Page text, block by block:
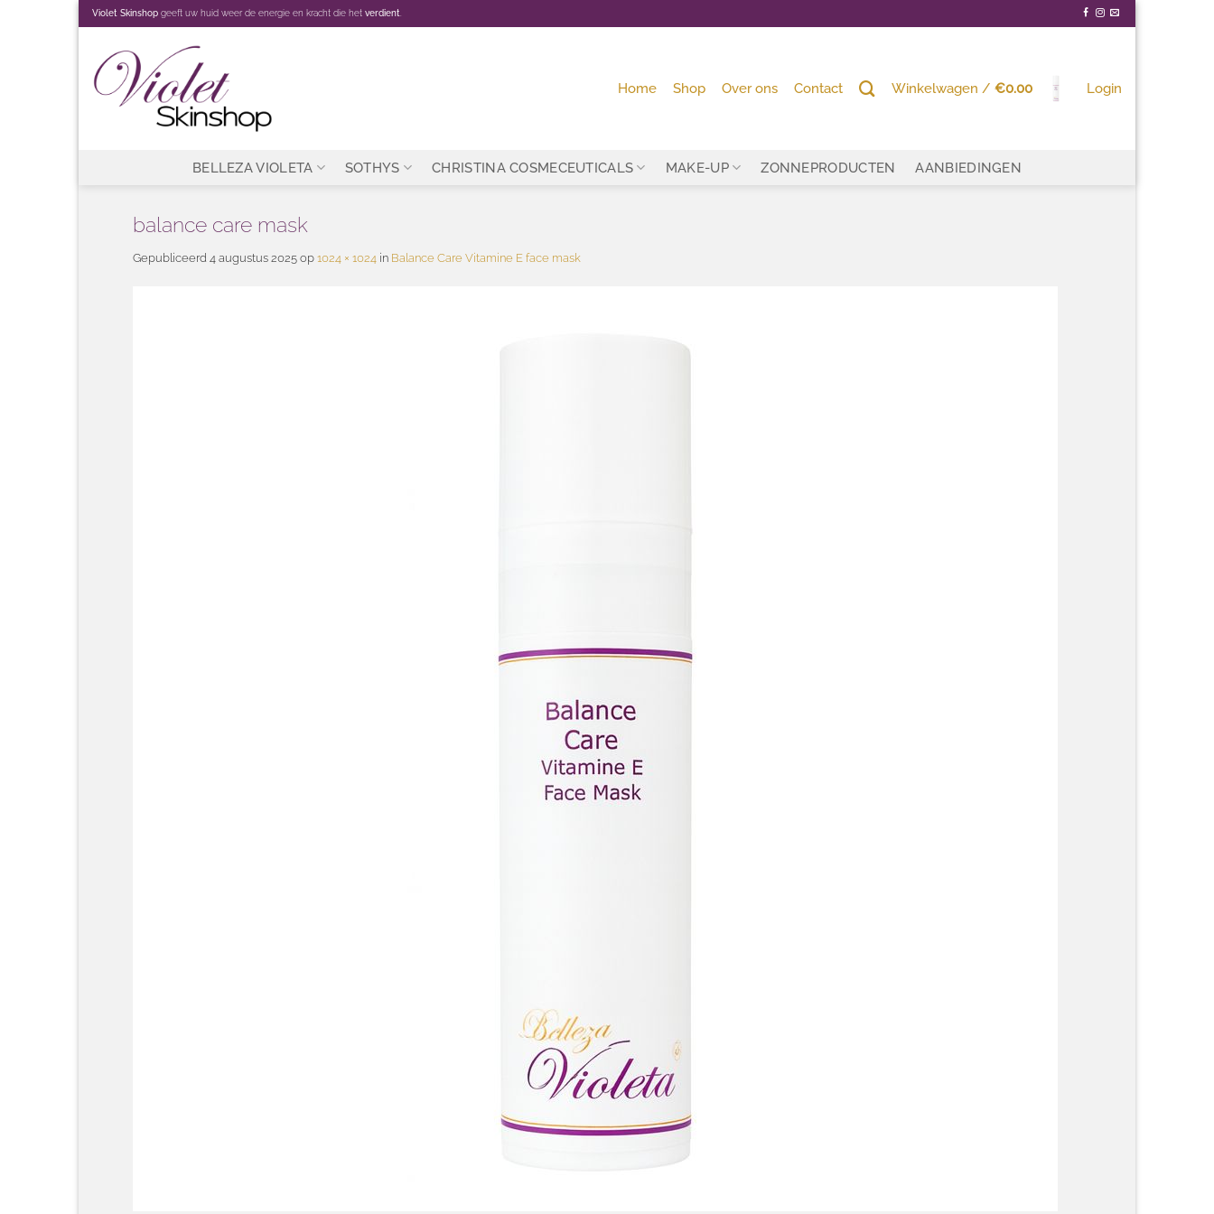
naar
Violet Skinshop geeft uw huid weer de energie en kracht die het verdient
Home Shop Over ons Contact Winkelwagen / €0.00 Login
BELLEZA VIOLETA SOTHYS CHRISTINA COSMECEUTICALS MAKE-UP ZONNEPRODUCTEN AANBIEDINGEN
balance care mask
Gepubliceerd4 augustus 2025op1024 × 1024 in Balance Care Vitamine E face mask